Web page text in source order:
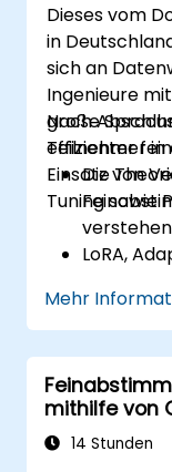
reale
und
Dieses vom
in
sich an
Ingenieure
große
effizienter
Einsatz von
Tuning sowie
Nach
Teilnehmer in
Die
LoRA,
der
Mehr
mithilfe von
14 Stunden